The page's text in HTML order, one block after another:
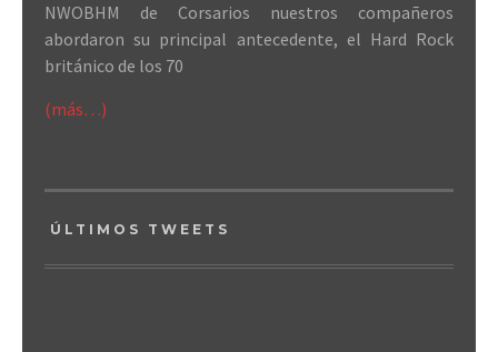
NWOBHM de Corsarios nuestros compañeros
abordaron su principal antecedente, el Hard Rock
británico de los 70
(más…)
ÚLTIMOS TWEETS